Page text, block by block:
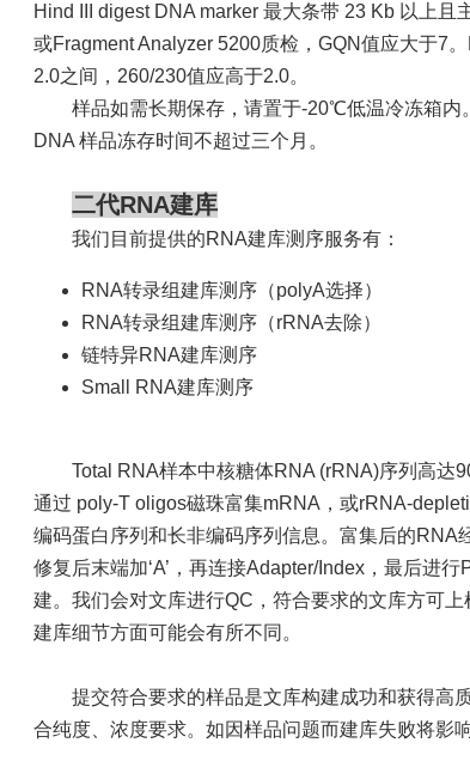
Hind III digest DNA marker 最大条带 23 Kb 以上
或Fragment Analyzer 5200质检，GQN值应大于7
2.0之间，260/230值应高于2.0。
样品如需长期保存，请置于-20℃低温冷冻箱内
DNA 样品冻存时间不超过三个月。
二代RNA建库
我们目前提供的RNA建库测序服务有：
RNA转录组建库测序（polyA选择）
RNA转录组建库测序（rRNA去除）
链特异RNA建库测序
Small RNA建库测序
Total RNA样本中核糖体RNA (rRNA)序列高达
通过 poly-T oligos磁珠富集mRNA，或rRNA-
编码蛋白序列和长非编码序列信息。富集后的
修复后末端加‘A’，再连接Adapter/Index，最后进
建。我们会对文库进行QC，符合要求的文库方可
建库细节方面可能会有所不同。
提交符合要求的样品是文库构建成功和获得高
合纯度、浓度要求。如因样品问题而建库失败将影